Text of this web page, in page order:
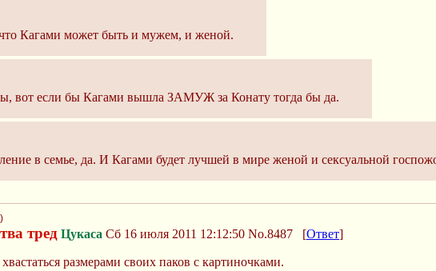
Кагами может быть и мужем, и женой.
если бы Кагами вышла ЗАМУЖ за Конату тогда бы да.
в семье, да. И Кагами будет лучшей в мире женой и сексуальной
)
тред Цукаса Сб 16 июля 2011 12:12:50 No.8487 [Ответ]
размерами своих паков с картиночками.